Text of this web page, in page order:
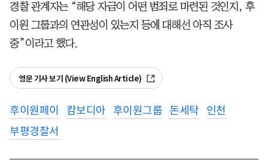
경찰 관계자는 “해당 자금이 어떤 범죄로 마련된 것인지, 후
이원 그룹과의 연관성이 있는지 등에 대해선 아직 조사
중”이라고 했다.
영문 기사 보기 (View English Article)
후이원페이 캄보디아 후이원그룹 돈세탁
인천
부평경찰서